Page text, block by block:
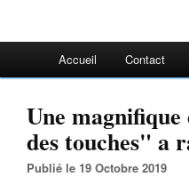
Accueil Contact
Une
des touches" a
Publié le 19 Octobre 2019